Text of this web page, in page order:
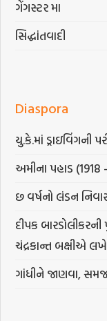
ગેંગસ્ટર મા
સિદ્ધાંતવાદી
Diaspora
યુ.કે.માં ડ્રાઇવિંગની
અમીના પહાડ (1918
છ વર્ષનો લંડન
દીપક
ચંદ્રકાન્ત બક્ષીએ
ગાંધીને જાણવા,